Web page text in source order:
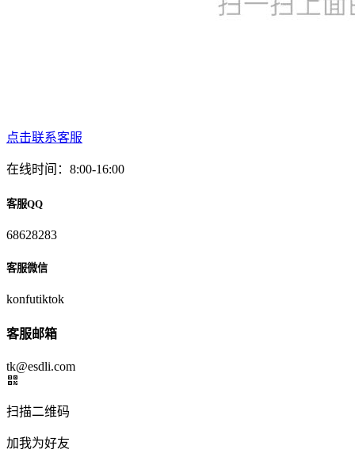
点击联系客服
在线时间：8:00-16:00
客服QQ
68628283
客服微信
konfutiktok
客服邮箱
tk@esdli.com
扫描二维码
加我为好友